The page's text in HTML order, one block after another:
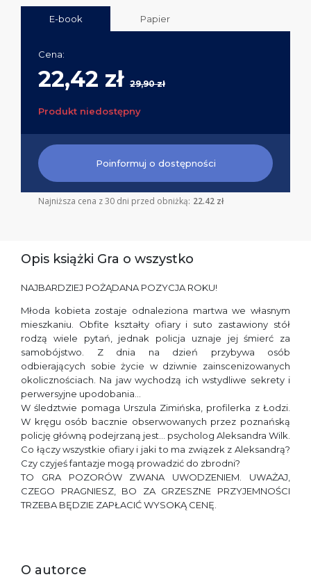
E-book Papier
Cena:
22,42 zł 29,90 zł
Produkt niedostępny
Poinformuj o dostępności
Najniższa cena z 30 dni przed obniżką: 22.42 zł
Opis książki Gra o wszystko
NAJBARDZIEJ POŻĄDANA POZYCJA ROKU!
Młoda kobieta zostaje odnaleziona martwa we własnym
mieszkaniu. Obfite kształty ofiary i suto zastawiony stół
rodzą wiele pytań, jednak policja uznaje jej śmierć za
samobójstwo. Z dnia na dzień przybywa osób
odbierających sobie życie w dziwnie zainscenizowanych
okolicznościach. Na jaw wychodzą ich wstydliwe sekrety i
perwersyjne upodobania…
W śledztwie pomaga Urszula Zimińska, profilerka z Łodzi.
W kręgu osób bacznie obserwowanych przez poznańską
policję główną podejrzaną jest… psycholog Aleksandra Wilk.
Co łączy wszystkie ofiary i jaki to ma związek z Aleksandrą?
Czy czyjeś fantazje mogą prowadzić do zbrodni?
TO GRA POZORÓW ZWANA UWODZENIEM. UWAŻAJ,
CZEGO PRAGNIESZ, BO ZA GRZESZNE PRZYJEMNOŚCI
TRZEBA BĘDZIE ZAPŁACIĆ WYSOKĄ CENĘ.
O autorce